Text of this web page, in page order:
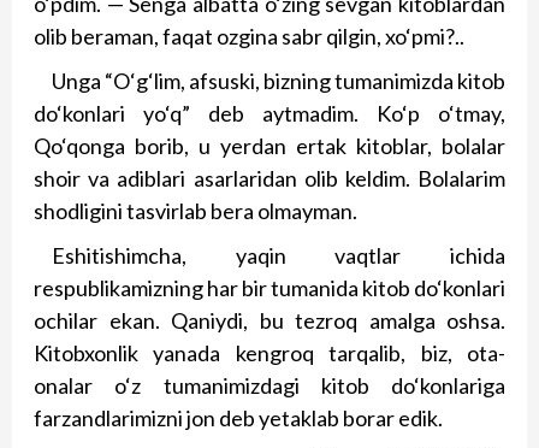
olib beraman, faqat ozgina sabr qilgin, xo‘pmi?..
Unga “O‘g‘lim, afsuski, bizning tumanimizda kitob
do‘konlari yo‘q” deb aytmadim. Ko‘p o‘tmay,
Qo‘qonga borib, u yerdan ertak kitoblar, bolalar
shoir va adiblari asarlaridan olib keldim. Bolalarim
shodligini tasvirlab bera olmayman.
Eshitishimcha, yaqin vaqtlar ichida
respublikamizning har bir tumanida kitob do‘konlari
ochilar ekan. Qaniydi, bu tezroq amalga oshsa.
Kitobxonlik yanada kengroq tarqalib, biz, ota-
onalar o‘z tumanimizdagi kitob do‘konlariga
farzandlarimizni jon deb yetaklab borar edik.